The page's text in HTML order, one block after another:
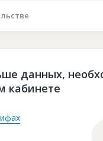
данных,
кабинете